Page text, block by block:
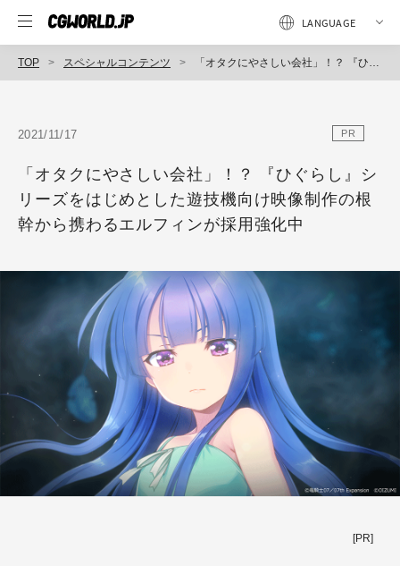
TOP スペシャルコンテンツ 「オタクにやさしい会社」！？ 『ひぐらし』シリーズをはじめとした遊技機向け映像制作の根幹から携わるエルフィンが採用強化中
2021/11/17 PR
「オタクにやさしい会社」！？ 『ひぐらし』シ
リーズをはじめとした遊技機向け映像制作の根
幹から携わるエルフィンが採用強化中
[PR]